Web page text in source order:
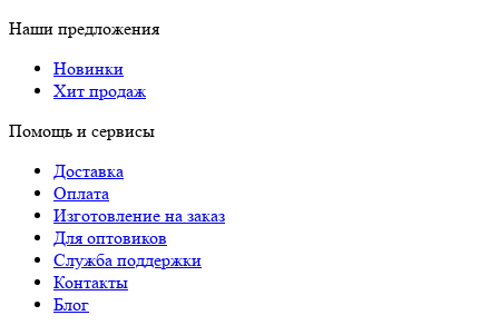
Наши предложения
Новинки
Хит продаж
Помощь и сервисы
Доставка
Оплата
Изготовление на заказ
Для оптовиков
Служба поддержки
Контакты
Блог